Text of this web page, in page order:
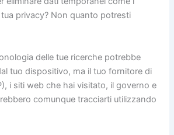
privacy? Non quanto potresti
delle tue ricerche potrebbe
tuo dispositivo, ma il tuo fornitore di
i siti web che hai visitato, il governo e
comunque tracciarti utilizzando